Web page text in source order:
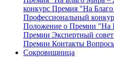
конкурс Премия "На
Профессиональный
Положение о Премии "На
Премии Экспертный совет
Премии Контакты
Сокровищница